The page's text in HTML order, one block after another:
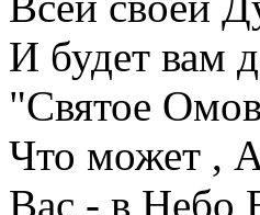
И будет вам
"Святое
Что может ,
Вас - в Небо